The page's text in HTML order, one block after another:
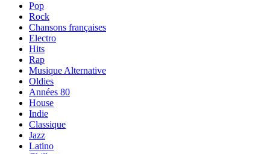
Pop
Rock
Chansons françaises
Electro
Hits
Rap
Musique Alternative
Oldies
Années 80
House
Indie
Classique
Jazz
Latino